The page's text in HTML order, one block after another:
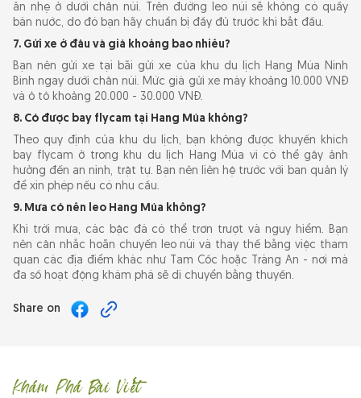
ăn nhẹ ở dưới chân núi. Trên đường leo núi sẽ không có quầy
bán nước, do đó bạn hãy chuẩn bị đầy đủ trước khi bắt đầu.
7. Gửi xe ở đâu và giá khoảng bao nhiêu?
Bạn nên gửi xe tại bãi gửi xe của khu du lịch Hang Múa Ninh
Bình ngay dưới chân núi. Mức giá gửi xe máy khoảng 10.000 VNĐ
và ô tô khoảng 20.000 - 30.000 VNĐ.
8. Có được bay flycam tại Hang Múa không?
Theo quy định của khu du lịch, bạn không được khuyến khích
bay flycam ở trong khu du lịch Hang Múa vì có thể gây ảnh
hưởng đến an ninh, trật tự. Bạn nên liên hệ trước với ban quản lý
để xin phép nếu có nhu cầu.
9. Mưa có nên leo Hang Múa không?
Khi trời mưa, các bậc đá có thể trơn trượt và nguy hiểm. Bạn
nên cân nhắc hoãn chuyến leo núi và thay thế bằng việc tham
quan các địa điểm khác như Tam Cốc hoặc Tràng An - nơi mà
đa số hoạt động khám phá sẽ di chuyển bằng thuyền.
Share on
Khám Phá Bài Viết